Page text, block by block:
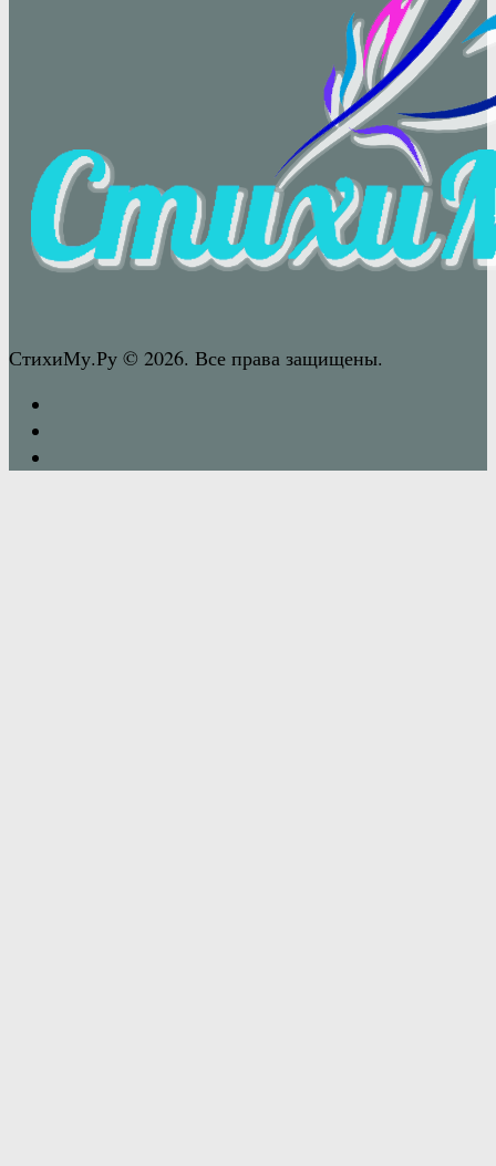
СтихиМу.Ру © 2026. Все права защищены.